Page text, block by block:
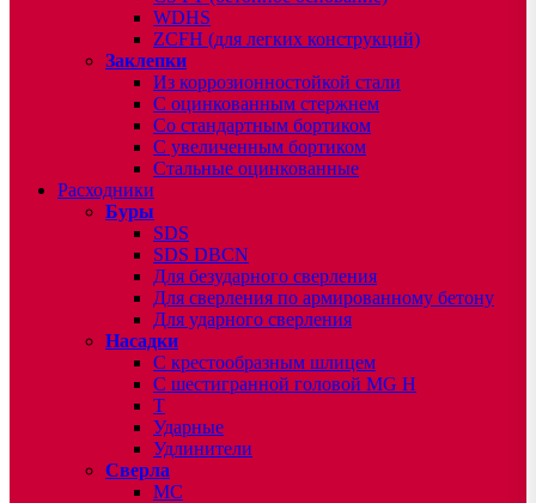
WDHS
ZCFH (для легких конструкций)
Заклепки
Из коррозионностойкой стали
С оцинкованным стержнем
Со стандартным бортиком
С увеличенным бортиком
Стальные оцинкованные
Расходники
Буры
SDS
SDS DBCN
Для безударного сверления
Для сверления по армированному бетону
Для ударного сверления
Насадки
С крестообразным шлицем
С шестигранной головой MG H
T
Ударные
Удлинители
Сверла
МС